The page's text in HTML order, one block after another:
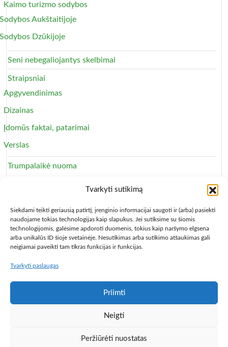
Tvarkyti sutikimą
Siekdami teikti geriausią patirtį, įrenginio informacijai saugoti ir (arba) pasiekti
naudojame tokias technologijas kaip slapukus. Jei sutiksime su šiomis
technologijomis, galėsime apdoroti duomenis, tokius kaip naršymo elgsena
arba unikalūs ID šioje svetainėje. Nesutikimas arba sutikimo atšaukimas gali
neigiamai paveikti tam tikras funkcijas ir funkcijas.
Tvarkyti paslaugas
Priimti
Neigti
Peržiūrėti nuostatas
Kaimo turizmo sodybos
Sodybos Aukštaitijoje
Sodybos Dzūkijoje
Seni nebegaliojantys skelbimai
Straipsniai
Apgyvendinimas
Dizainas
Įdomūs faktai, patarimai
Verslas
Trumpalaikė nuoma
Copyright © 2013 – 2026
Privatumo politika
Baldų mugė